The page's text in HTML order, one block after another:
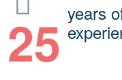
25 years